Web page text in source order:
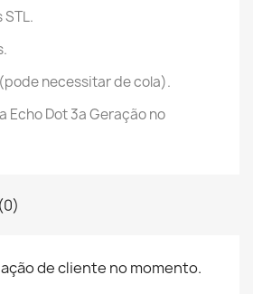
necessitar de cola).
Echo Dot 3a Geração no
de cliente no momento.